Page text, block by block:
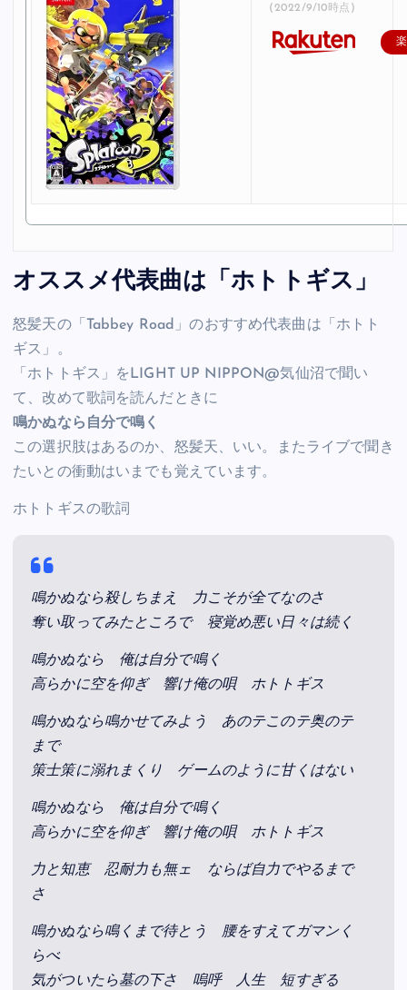
(2022/9/10時点)
オススメ代表曲は「ホトトギス」
怒髪天の「Tabbey Road」のおすすめ代表曲は「ホトト
ギス」。
「ホトトギス」をLIGHT UP NIPPON@気仙沼で聞い
て、改めて歌詞を読んだときに
鳴かぬなら自分で鳴く
この選択肢はあるのか、怒髪天、いい。またライブで聞き
たいとの衝動はいまでも覚えています。
ホトトギスの歌詞
鳴かぬなら殺しちまえ 力こそが全てなのさ
奪い取ってみたところで 寝覚め悪い日々は続く
鳴かぬなら 俺は自分で鳴く
高らかに空を仰ぎ 響け俺の唄 ホトトギス
鳴かぬなら鳴かせてみよう あのテこのテ奥のテ
まで
策士策に溺れまくり ゲームのように甘くはない
鳴かぬなら 俺は自分で鳴く
高らかに空を仰ぎ 響け俺の唄 ホトトギス
力と知恵 忍耐力も無ェ ならば自力でやるまで
さ
鳴かぬなら鳴くまで待とう 腰をすえてガマンく
らべ
気がついたら墓の下さ 嗚呼 人生 短すぎる